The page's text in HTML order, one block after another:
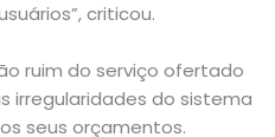
criticou.
ruim do serviço ofertado
irregularidades do sistema
seus orçamentos.